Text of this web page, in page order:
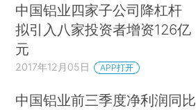
中国铝业四家子公司降杠杆
拟引入八家投资者增资126亿
元
2017年12月05日 APP打开
中国铝业前三季度净利润同比